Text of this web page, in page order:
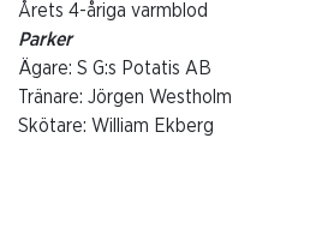
Årets 4-åriga varmblod
Parker
Ägare: S G:s Potatis AB
Tränare: Jörgen Westholm
Skötare: William Ekberg